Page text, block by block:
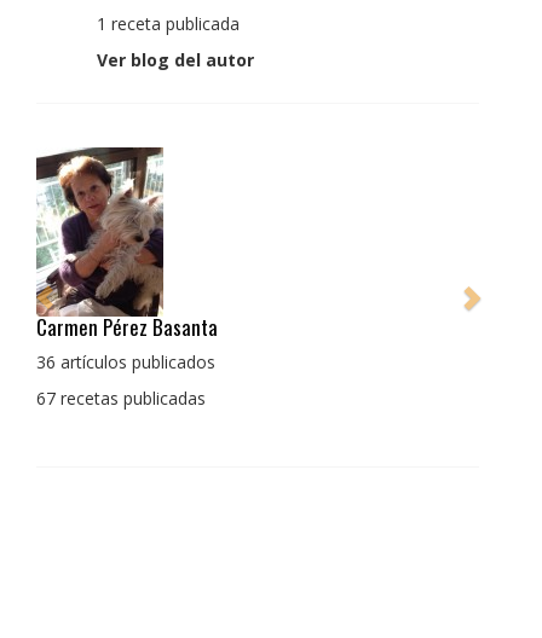
1 receta publicada
Ver blog del autor
Pedro Manuel Collado Cruz
La cocina para mi es producto bien tratado sin
con un toque diferente